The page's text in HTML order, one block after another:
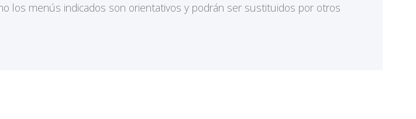
los menús indicados son orientativos y podrán ser sustituidos por otros